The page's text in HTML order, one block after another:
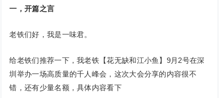
一，开篇之言
老铁们好，我是一味君。
给老铁们推荐一下，我老铁【花无缺和江小鱼】9月2号在深
圳举办一场高质量的千人峰会，这次大会分享的内容很不
错，还有少量名额，具体内容看下